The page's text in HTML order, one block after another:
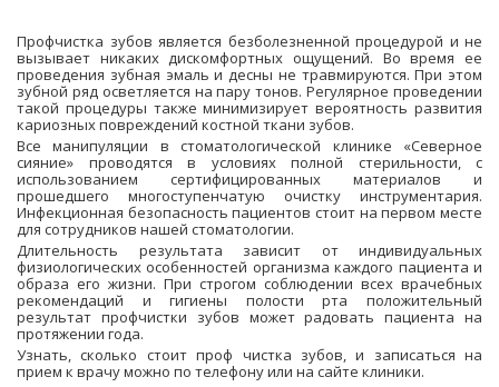
Профчистка зубов является безболезненной процедурой и не
вызывает никаких дискомфортных ощущений. Во время ее
проведения зубная эмаль и десны не травмируются. При этом
зубной ряд осветляется на пару тонов. Регулярное проведении
такой процедуры также минимизирует вероятность развития
кариозных повреждений костной ткани зубов.
Все манипуляции в стоматологической клинике «Северное
сияние» проводятся в условиях полной стерильности, с
использованием сертифицированных материалов и
прошедшего многоступенчатую очистку инструментария.
Инфекционная безопасность пациентов стоит на первом месте
для сотрудников нашей стоматологии.
Длительность результата зависит от индивидуальных
физиологических особенностей организма каждого пациента и
образа его жизни. При строгом соблюдении всех врачебных
рекомендаций и гигиены полости рта положительный
результат профчистки зубов может радовать пациента на
протяжении года.
Узнать, сколько стоит проф чистка зубов, и записаться на
прием к врачу можно по телефону или на сайте клиники.